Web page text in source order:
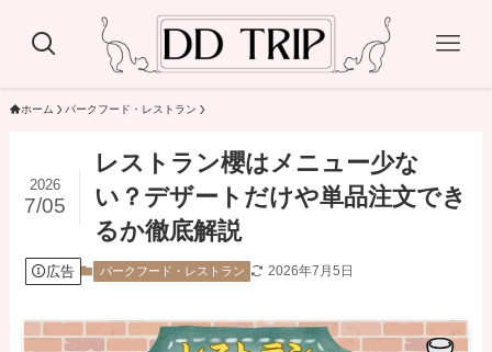
ホーム パークフード・レストラン
レストラン櫻はメニュー少な
い？デザートだけや単品注文でき
るか徹底解説
2026
7/05
広告 パークフード・レストラン 2026年7月5日